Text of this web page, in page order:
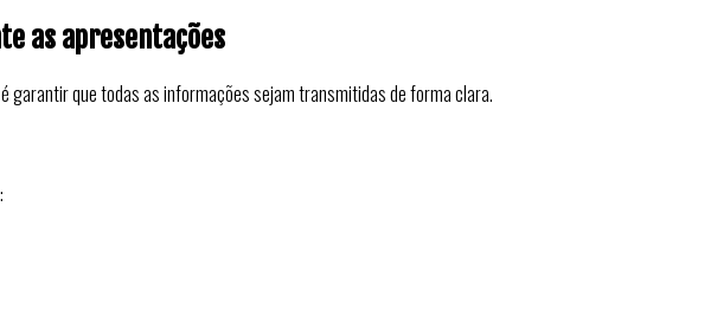
as apresentações
garantir que todas as informações sejam transmitidas de forma clara.